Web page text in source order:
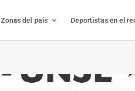
Zonas del país Deportistas en el